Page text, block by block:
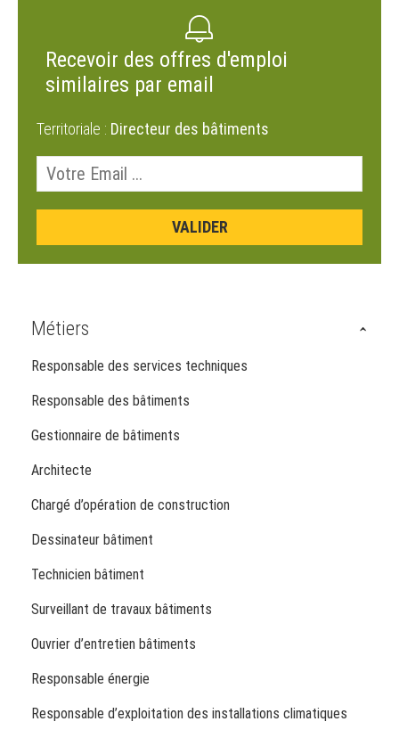
Recevoir des offres d'emploi
similaires par email
Territoriale : Directeur des bâtiments
Métiers
Responsable des services techniques
Responsable des bâtiments
Gestionnaire de bâtiments
Architecte
Chargé d’opération de construction
Dessinateur bâtiment
Technicien bâtiment
Surveillant de travaux bâtiments
Ouvrier d’entretien bâtiments
Responsable énergie
Responsable d’exploitation des installations climatiques